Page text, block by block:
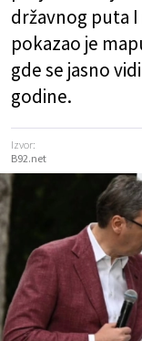
državnog puta
pokazao je
gde se jasno
godine.
Izvor:
B92.net